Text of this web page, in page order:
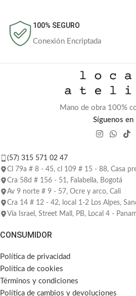
100% SEGURO
Conexión Encriptada
Mano de obra 100%
Síguenos en
(57) 315 571 02 47
Cl 79a # 8 - 45, cl 109 # 15 - 88, Casa
Cra 58d # 156 - 51, Falabella, Bogotá
Av 9 norte # 9 - 57, Ocre y arco, Cali
Cra 14 # 12 - 42, local 1-2 Los Alpes,
Vía Israel, Street Mall, PB, Local 4 -
CONSUMIDOR
Política de privacidad
Política de cookies
Términos y condiciones
Política de cambios y devoluciones